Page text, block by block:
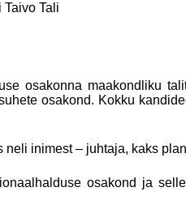
Tali
osakonna maakondliku
osakond. Kokku
inimest – juhtaja, kaks
osakond ja